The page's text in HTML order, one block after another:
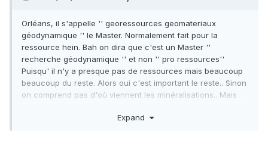
Orléans, il s'appelle '' georessources geomateriaux
géodynamique '' le Master. Normalement fait pour la
ressource hein. Bah on dira que c'est un Master ''
recherche géodynamique '' et non '' pro ressources''
Puisqu' il n'y a presque pas de ressources mais beaucoup
beaucoup du reste. Alors oui c'est important le reste.. Sinon
on comprend pas d'où viennent les minéralisations.. Mais
Expand